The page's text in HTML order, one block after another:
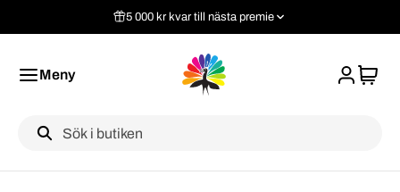
5 000 kr kvar till nästa premie
Meny
Label